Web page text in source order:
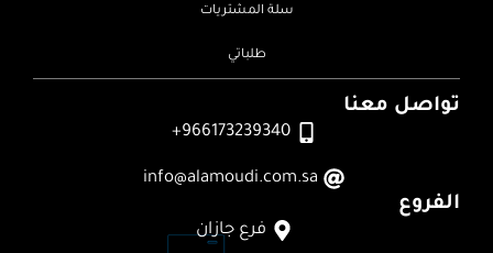
سلة المشتريات
طلباتي
تواصل معنا
966173239340+
info@alamoudi.com.sa
الفروع
فرع جازان